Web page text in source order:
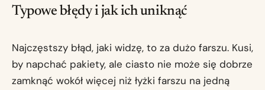
Typowe błędy i jak ich uniknąć
Najczęstszy błąd, jaki widzę, to za dużo farszu. Kusi,
by napchać pakiety, ale ciasto nie może się dobrze
zamknąć wokół więcej niż łyżki farszu na jedną